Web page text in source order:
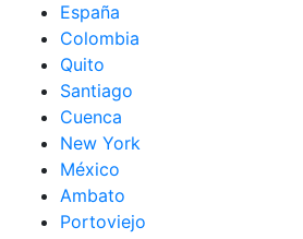
España
Colombia
Quito
Santiago
Cuenca
New York
México
Ambato
Portoviejo